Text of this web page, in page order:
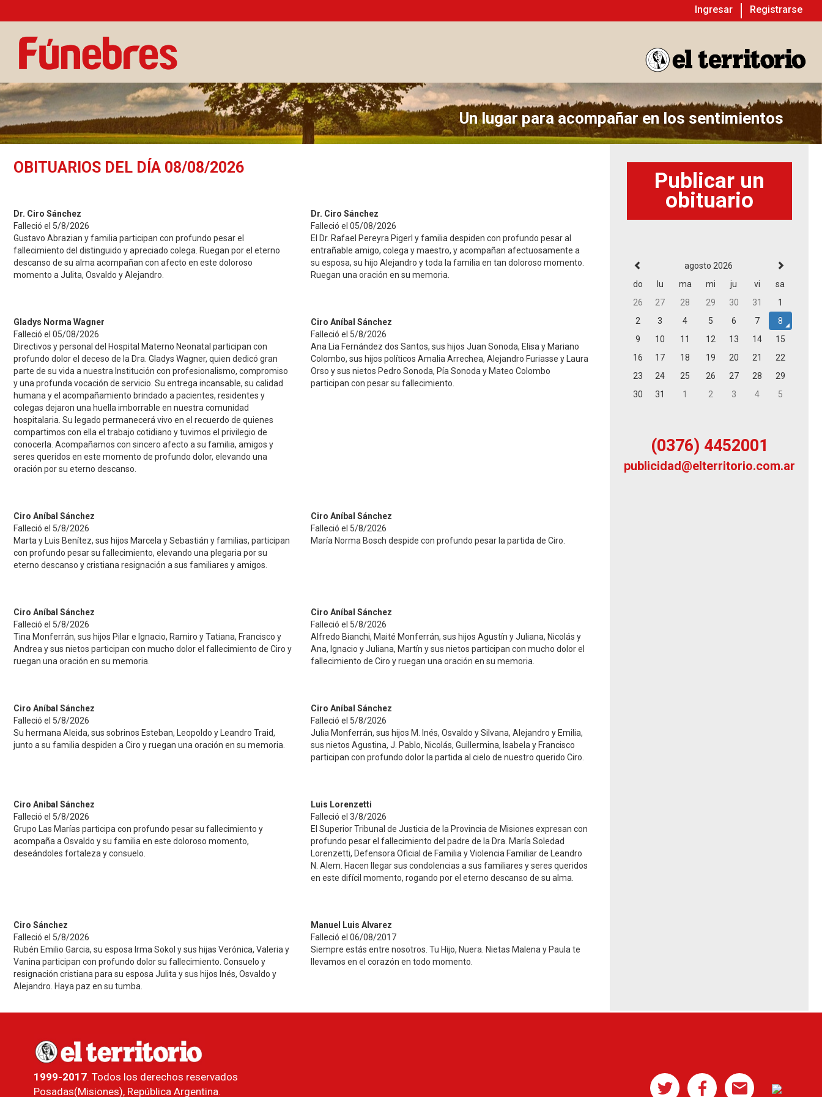
Ingresar Registrarse
Un lugar para acompañar en los sentimientos
Publicar un
obituario
agosto 2026
do
lu ma mi ju vi
sa
26
27 28 29 30 31
1
2
3 4 5 6 7
8
9
10 11 12 13 14
15
16
17 18 19 20 21
22
23
24 25 26 27 28
29
30
31 1 2 3 4 5
(0376) 4452001
publicidad@elterritorio.com.ar
OBITUARIOS DEL DÍA 08/08/2026
Dr. Ciro Sánchez
Falleció el 5/8/2026
Gustavo Abrazian y familia participan con profundo pesar el
fallecimiento del distinguido y apreciado colega. Ruegan por el eterno
descanso de su alma acompañan con afecto en este doloroso
momento a Julita, Osvaldo y Alejandro.
Dr. Ciro Sánchez
Falleció el 05/08/2026
El Dr. Rafael Pereyra Pigerl y familia despiden con profundo pesar al
entrañable amigo, colega y maestro, y acompañan afectuosamente a
su esposa, su hijo Alejandro y toda la familia en tan doloroso momento.
Ruegan una oración en su memoria.
Gladys Norma Wagner
Falleció el 05/08/2026
Directivos y personal del Hospital Materno Neonatal participan con
profundo dolor el deceso de la Dra. Gladys Wagner, quien dedicó gran
parte de su vida a nuestra Institución con profesionalismo, compromiso
y una profunda vocación de servicio. Su entrega incansable, su calidad
humana y el acompañamiento brindado a pacientes, residentes y
colegas dejaron una huella imborrable en nuestra comunidad
hospitalaria. Su legado permanecerá vivo en el recuerdo de quienes
compartimos con ella el trabajo cotidiano y tuvimos el privilegio de
conocerla. Acompañamos con sincero afecto a su familia, amigos y
seres queridos en este momento de profundo dolor, elevando una
oración por su eterno descanso.
Ciro Aníbal Sánchez
Falleció el 5/8/2026
Ana Lia Fernández dos Santos, sus hijos Juan Sonoda, Elisa y Mariano
Colombo, sus hijos políticos Amalia Arrechea, Alejandro Furiasse y Laura
Orso y sus nietos Pedro Sonoda, Pía Sonoda y Mateo Colombo
participan con pesar su fallecimiento.
Ciro Aníbal Sánchez
Falleció el 5/8/2026
Marta y Luis Benítez, sus hijos Marcela y Sebastián y familias, participan
con profundo pesar su fallecimiento, elevando una plegaria por su
eterno descanso y cristiana resignación a sus familiares y amigos.
Ciro Aníbal Sánchez
Falleció el 5/8/2026
María Norma Bosch despide con profundo pesar la partida de Ciro.
Ciro Aníbal Sánchez
Falleció el 5/8/2026
Tina Monferrán, sus hijos Pilar e Ignacio, Ramiro y Tatiana, Francisco y
Andrea y sus nietos participan con mucho dolor el fallecimiento de Ciro y
ruegan una oración en su memoria.
Ciro Aníbal Sánchez
Falleció el 5/8/2026
Alfredo Bianchi, Maité Monferrán, sus hijos Agustín y Juliana, Nicolás y
Ana, Ignacio y Juliana, Martín y sus nietos participan con mucho dolor el
fallecimiento de Ciro y ruegan una oración en su memoria.
Ciro Aníbal Sánchez
Falleció el 5/8/2026
Su hermana Aleida, sus sobrinos Esteban, Leopoldo y Leandro Traid,
junto a su familia despiden a Ciro y ruegan una oración en su memoria.
Ciro Aníbal Sánchez
Falleció el 5/8/2026
Julia Monferrán, sus hijos M. Inés, Osvaldo y Silvana, Alejandro y Emilia,
sus nietos Agustina, J. Pablo, Nicolás, Guillermina, Isabela y Francisco
participan con profundo dolor la partida al cielo de nuestro querido Ciro.
Ciro Anibal Sánchez
Falleció el 5/8/2026
Grupo Las Marías participa con profundo pesar su fallecimiento y
acompaña a Osvaldo y su familia en este doloroso momento,
deseándoles fortaleza y consuelo.
Luis Lorenzetti
Falleció el 3/8/2026
El Superior Tribunal de Justicia de la Provincia de Misiones expresan con
profundo pesar el fallecimiento del padre de la Dra. María Soledad
Lorenzetti, Defensora Oficial de Familia y Violencia Familiar de Leandro
N. Alem. Hacen llegar sus condolencias a sus familiares y seres queridos
en este difícil momento, rogando por el eterno descanso de su alma.
Ciro Sánchez
Falleció el 5/8/2026
Rubén Emilio Garcia, su esposa Irma Sokol y sus hijas Verónica, Valeria y
Vanina participan con profundo dolor su fallecimiento. Consuelo y
resignación cristiana para su esposa Julita y sus hijos Inés, Osvaldo y
Alejandro. Haya paz en su tumba.
Manuel Luis Alvarez
Falleció el 06/08/2017
Siempre estás entre nosotros. Tu Hijo, Nuera. Nietas Malena y Paula te
llevamos en el corazón en todo momento.
1999-2017. Todos los derechos reservados
Posadas(Misiones), República Argentina.